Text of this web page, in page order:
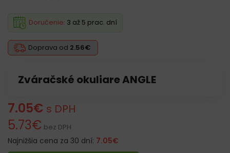
Zváračské okuliare ANGLE
Doprava od 2.56€
Doručenie: 3 až 5 prac. dní
7.05€ s DPH
5.73€ bez DPH
Najnižšia cena za 30 dní: 7.05€